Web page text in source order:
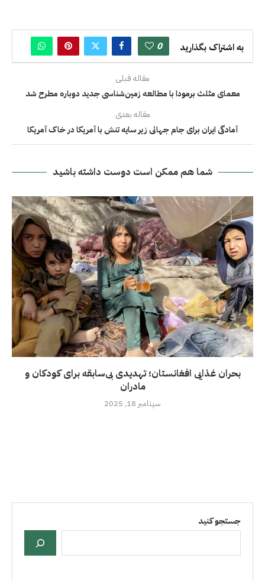
به اشتراک بگذارید 0
مقاله قبلی
معمای مثلث برمودا با مطالعه زمین‌شناسی جدید دوباره مطرح شد
مقاله بعدی
آمادگی ایران برای جام جهانی زیر سایه تنش با آمریکا در خاک آمریکا
شما هم ممکن است دوست داشته باشید
بحران غذایی افغانستان؛ تهدیدی بی‌سابقه برای کودکان و
مادران
سپتامبر 18, 2025
جستجو کنید